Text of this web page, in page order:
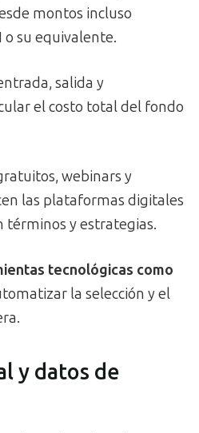
montos incluso
o su equivalente.
salida y
el costo total del fondo
webinars y
las plataformas digitales
y estrategias.
tecnológicas como
la selección y el
y datos de